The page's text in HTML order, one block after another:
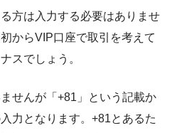
方は入力する必要はありませ
からVIP口座で取引を考えて
スでしょう。
せんが「+81」という記載か
力となります。+81とあるた